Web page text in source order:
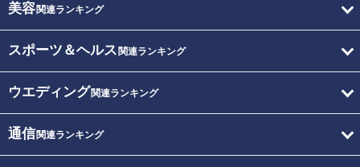
美容関連ランキング
スポーツ＆ヘルス 関連ランキング
ウエディング関連ランキング
通信関連ランキング